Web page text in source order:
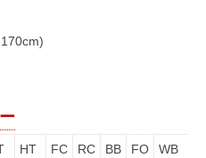
HT FC RC BB FO WB